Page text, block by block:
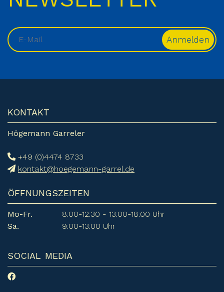
KONTAKT
Högemann Garreler
+49 (0)4474 8733
kontakt@hoegemann-garrel.de
ÖFFNUNGSZEITEN
Mo-Fr.
8:00-12:30 - 13:00-18:00 Uhr
Sa.
9:00-13:00 Uhr
SOCIAL MEDIA